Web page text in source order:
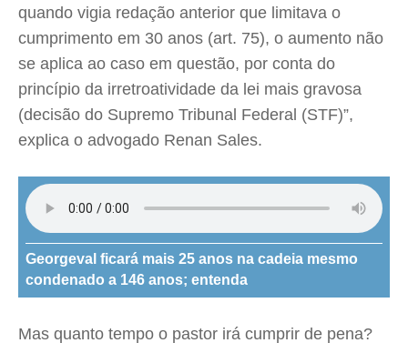
quando vigia redação anterior que limitava o
cumprimento em 30 anos (art. 75), o aumento não
se aplica ao caso em questão, por conta do
princípio da irretroatividade da lei mais gravosa
(decisão do Supremo Tribunal Federal (STF)”,
explica o advogado Renan Sales.
Georgeval ficará mais 25 anos na cadeia mesmo
condenado a 146 anos; entenda
Mas quanto tempo o pastor irá cumprir de pena?